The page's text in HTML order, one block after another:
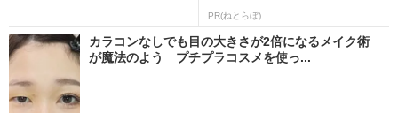
PR(ねとらぼ)
カラコンなしでも目の大きさが2倍になるメイク術
が魔法のよう プチプラコスメを使っ...